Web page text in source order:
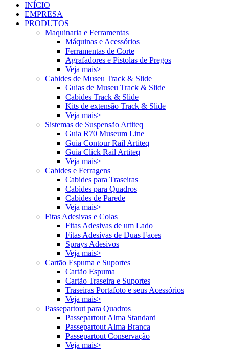
INÍCIO
EMPRESA
PRODUTOS
Maquinaria e Ferramentas
Máquinas e Acessórios
Ferramentas de Corte
Agrafadores e Pistolas de Pregos
Veja mais>
Cabides de Museu Track & Slide
Guias de Museu Track & Slide
Cabides Track & Slide
Kits de extensão Track & Slide
Veja mais>
Sistemas de Suspensão Artiteq
Guia R70 Museum Line
Guia Contour Rail Artiteq
Guia Click Rail Artiteq
Veja mais>
Cabides e Ferragens
Cabides para Traseiras
Cabides para Quadros
Cabides de Parede
Veja mais>
Fitas Adesivas e Colas
Fitas Adesivas de um Lado
Fitas Adesivas de Duas Faces
Sprays Adesivos
Veja mais>
Cartão Espuma e Suportes
Cartão Espuma
Cartão Traseira e Suportes
Traseiras Portafoto e seus Acessórios
Veja mais>
Passepartout para Quadros
Passepartout Alma Standard
Passepartout Alma Branca
Passepartout Conservação
Veja mais>